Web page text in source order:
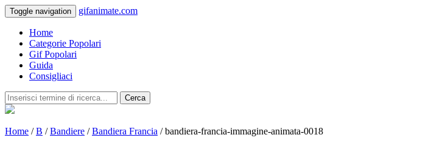
Toggle navigation gifanimate.com
Home
Categorie Popolari
Gif Popolari
Guida
Consigliaci
Cerca
Home /B /Bandiere /Bandiera Francia / bandiera-francia-immagine-animata-0018